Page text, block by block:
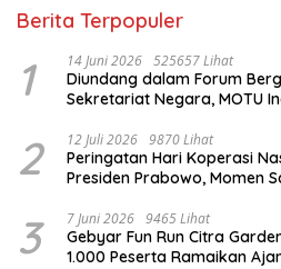
Berita Terpopuler
1 14 Juni 2026 525657 Lihat
Diundang dalam Forum
Sekretariat Negara, MOTU
2 12 Juli 2026 9870 Lihat
Peringatan Hari Koperasi
Presiden Prabowo, Momen
3 7 Juni 2026 9465 Lihat
Gebyar Fun Run Citra
1.000 Peserta Ramaikan